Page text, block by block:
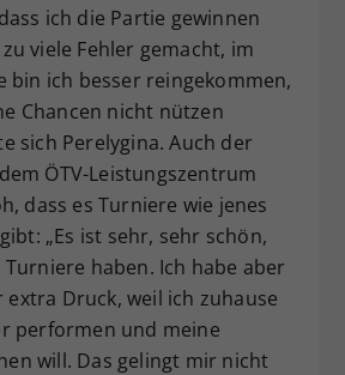
ich die Partie gewinnen
viele Fehler gemacht, im
bin ich besser reingekommen,
Chancen nicht nützen
sich Perelygina. Auch der
ÖTV-Leistungszentrum
dass es Turniere wie jenes
„Es ist sehr, sehr schön,
haben. Ich habe aber
Druck, weil ich zuhause
performen und meine
will. Das gelingt mir nicht